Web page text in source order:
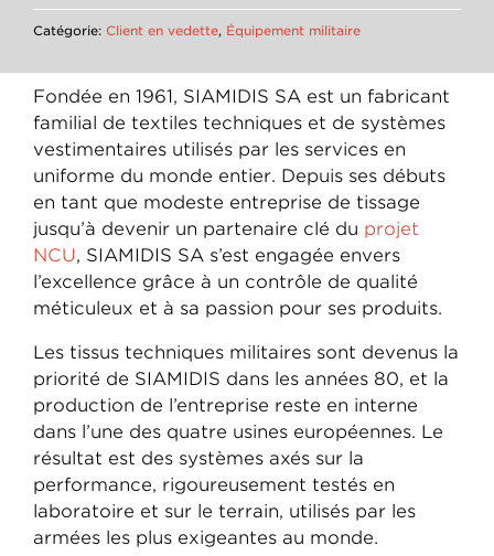
Catégorie: Client en vedette, Équipement militaire
Fondée en 1961, SIAMIDIS SA est un fabricant
familial de textiles techniques et de systèmes
vestimentaires utilisés par les services en
uniforme du monde entier. Depuis ses débuts
en tant que modeste entreprise de tissage
jusqu’à devenir un partenaire clé du projet
NCU, SIAMIDIS SA s’est engagée envers
l’excellence grâce à un contrôle de qualité
méticuleux et à sa passion pour ses produits.
Les tissus techniques militaires sont devenus la
priorité de SIAMIDIS dans les années 80, et la
production de l’entreprise reste en interne
dans l’une des quatre usines européennes. Le
résultat est des systèmes axés sur la
performance, rigoureusement testés en
laboratoire et sur le terrain, utilisés par les
armées les plus exigeantes au monde.